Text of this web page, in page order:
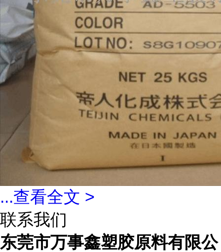
...查看全文 >
联系我们
东莞市万事鑫塑胶原料有限公